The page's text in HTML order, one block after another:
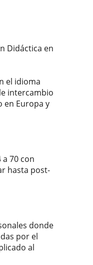
Didáctica en
el idioma
intercambio
en Europa y
70 con
hasta post-
donde
por el
al